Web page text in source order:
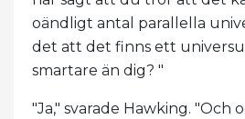
oändligt antal parallella
det att det finns ett
smartare än dig? "
"Ja," svarade Hawking. "Och